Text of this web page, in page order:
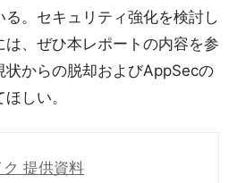
。セキュリティ強化を検討し
、ぜひ本レポートの内容を参
状からの脱却およびAppSecの
しい。
提供資料